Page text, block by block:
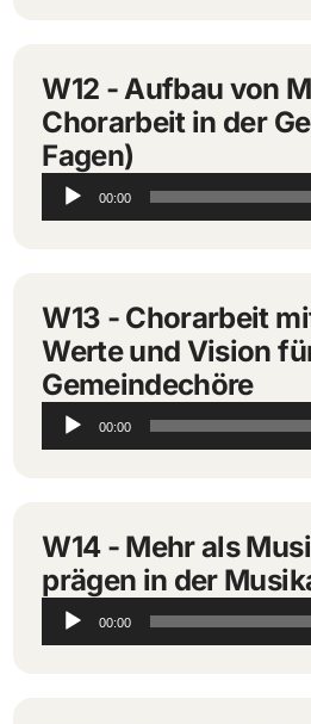
W12 - Aufbau von
Chorarbeit in der
Fagen)
Audio-
Player
00:00
W13 - Chorarbeit
Werte und Vision
Gemeindechöre
Audio-
Player
00:00
W14 - Mehr als
prägen in der
Audio-
Player
00:00